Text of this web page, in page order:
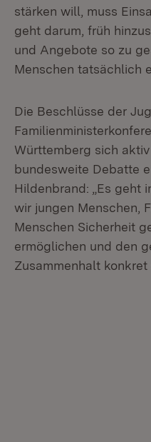
stärken will, muss
geht darum, früh
und Angebote so zu
Menschen tatsächlich
Die Beschlüsse der
Württemberg sich
bundesweite Debatte
Hildenbrand: „Es geht
wir jungen Menschen,
Menschen Sicherheit
ermöglichen und den
Zusammenhalt konkret